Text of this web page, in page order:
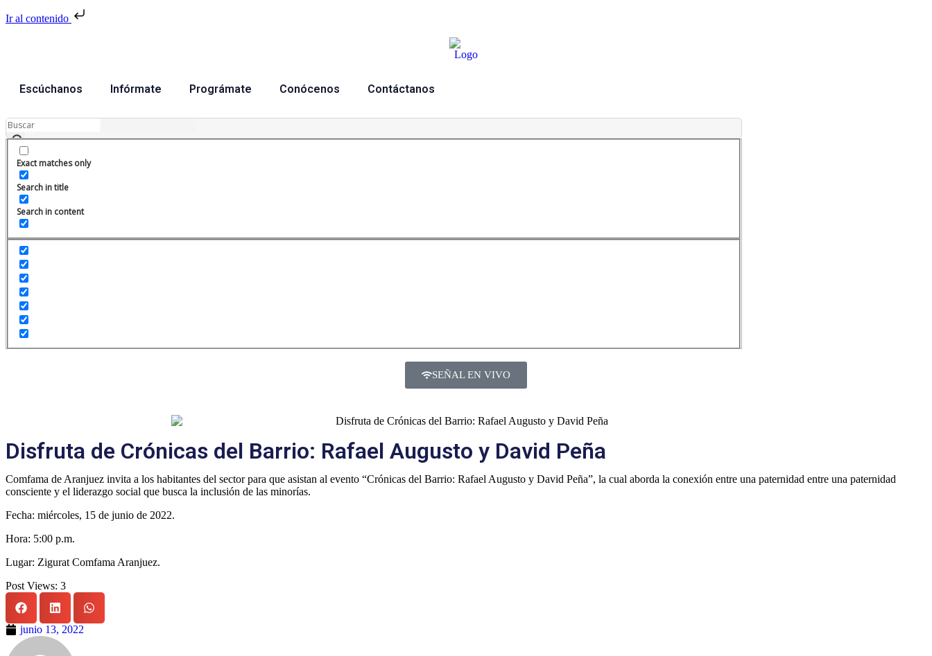
Ir al contenido
Escúchanos Infórmate Prográmate Conócenos Contáctanos
Exact matches only
Search in title
Search in content
SEÑAL EN VIVO
Disfruta de Crónicas del Barrio: Rafael Augusto y David Peña
Comfama de Aranjuez invita a los habitantes del sector para que asistan al evento “Crónicas del Barrio: Rafael Augusto y David Peña”, la cual aborda la conexión entre una paternidad entre una paternidad
consciente y el liderazgo social que busca la inclusión de las minorías.
Fecha: miércoles, 15 de junio de 2022.
Hora: 5:00 p.m.
Lugar: Zigurat Comfama Aranjuez.
Post Views: 3
junio 13, 2022